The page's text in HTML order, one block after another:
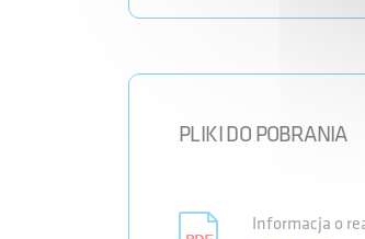
PLIKI DO POBRANIA
Informacja o